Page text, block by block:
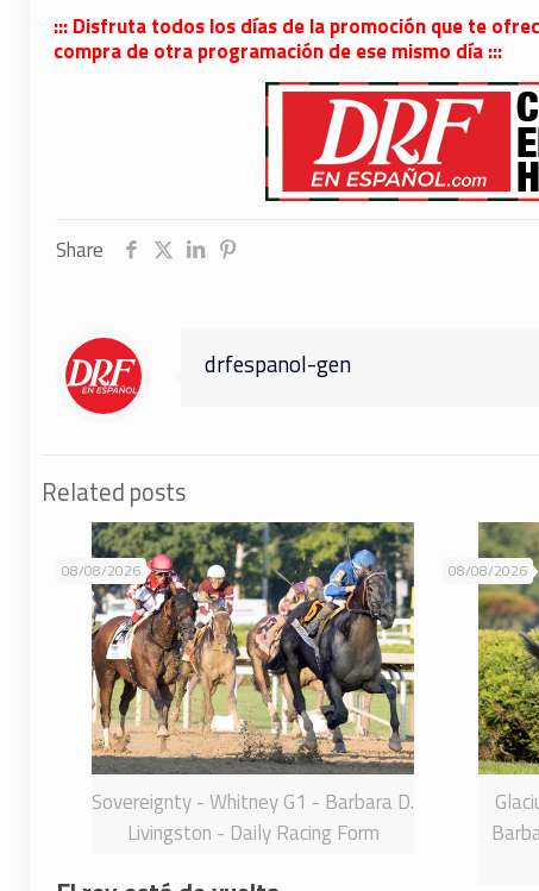
::: Disfruta todos los días de la promoción que te
compra de otra programación de ese mismo día :::
Share
drfespanol-gen
Related posts
Sovereignty - Whitney G1 - Barbara D.
Livingston - Daily Racing Form
08/08/2026 08/08/2026